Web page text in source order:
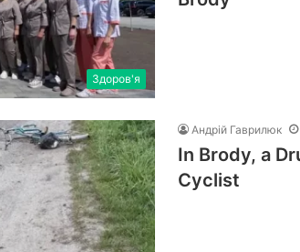
Здоров'я
Андрій Гаврилюк
In Brody, a
Cyclist